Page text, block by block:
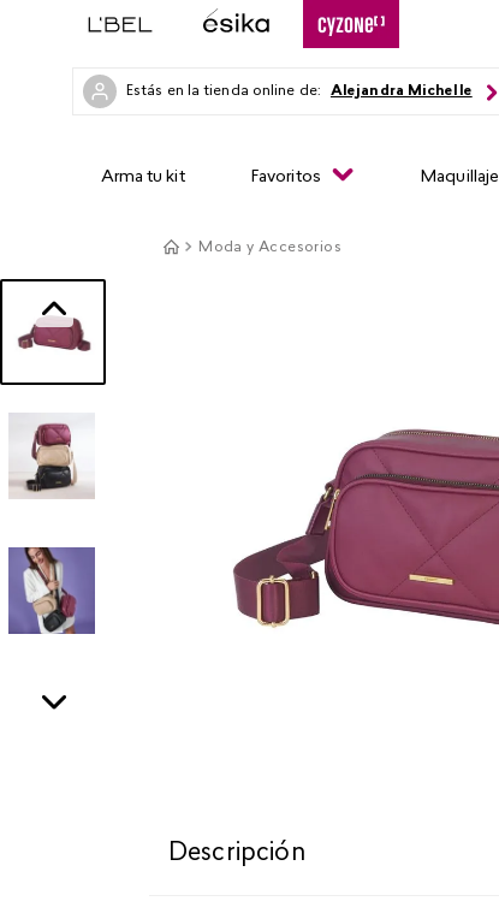
Estás en la tienda online de: Alejandra Michelle
Arma tu kit Favoritos Maquillaje
Moda y Accesorios
Descripción